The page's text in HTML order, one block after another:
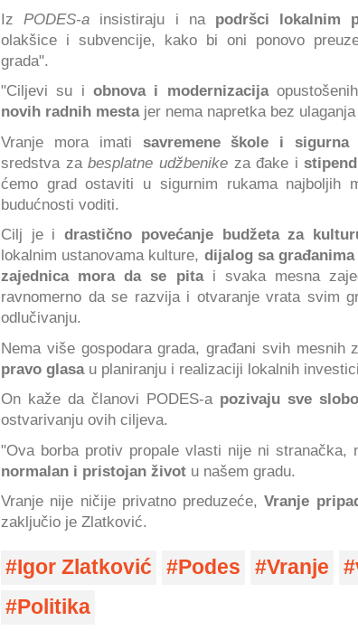
IzPODES-a insistiraju i na podršci lokalnim
olakšice i subvencije, kako bi oni ponovo
grada".
"Ciljevi su iobnova i modernizacijaopustošenih
novih radnih mestajer nema napretka bez ulaganja
Vranje mora imati savremene škole i sigurna
sredstva zabesplatne udžbenikeza đake i
ćemo grad ostaviti u sigurnim rukama najboljih
budućnosti voditi.
Cilj je idrastično povećanje budžeta za
lokalnim ustanovama kulture, dijalog sa građanima
zajednica mora da se pitai svaka mesna
ravnomerno da se razvija i otvaranje vrata svim
odlučivanju.
Nema više gospodara grada, građani svih mesnih
pravo glasau planiranju i realizaciji lokalnih
On kaže da članovi PODES-a pozivaju sve
ostvarivanju ovih ciljeva.
"Ova borba protiv propale vlasti nije ni stranačka,
normalan i pristojan život u našem gradu.
Vranje nije ničije privatno preduzeće,Vranje
zaključio je Zlatković.
Igor Zlatković Podes Vranje
Politika